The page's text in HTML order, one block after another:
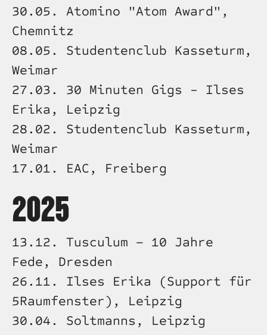
30.05. Atomino "Atom Award",
Chemnitz
08.05. Studentenclub Kasseturm,
Weimar
27.03. 30 Minuten Gigs - Ilses
Erika, Leipzig
28.02. Studentenclub Kasseturm,
Weimar
17.01. EAC, Freiberg
2025
13.12. Tusculum – 10 Jahre
Fede, Dresden
26.11. Ilses Erika (Support für
5Raumfenster), Leipzig
30.04. Soltmanns, Leipzig